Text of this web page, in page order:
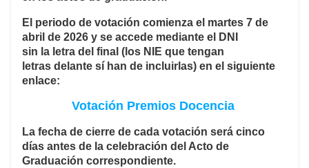
El periodo de votación comienza el martes 7 de
abril de 2026 y se accede mediante el
DNI
sin la letra del final ( los NIE que tengan
letras delante sí han de incluirlas) en el siguiente
enlace:
Votación Premios Docencia
La fecha de cierre de cada votación será cinco
días antes de la celebración del Acto de
Graduación correspondiente.